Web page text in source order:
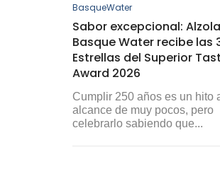
BasqueWater
Sabor excepcional: Alzola
Basque Water recibe las
Estrellas del Superior
Award 2026
Cumplir 250 años es un hito
alcance de muy pocos, pero
celebrarlo sabiendo que...